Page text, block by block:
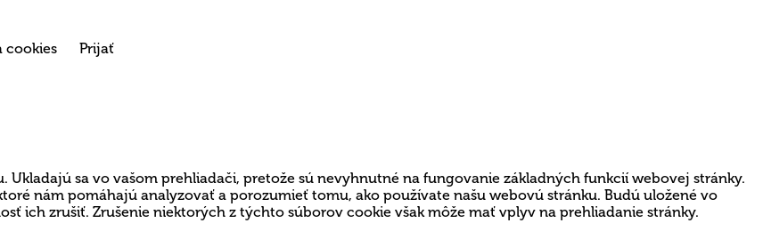
cookies Prijať
Ukladajú sa vo vašom prehliadači, pretože sú nevyhnutné na fungovanie základných funkcií webovej stránky.
nám pomáhajú analyzovať a porozumieť tomu, ako používate našu webovú stránku. Budú uložené vo
ich zrušiť. Zrušenie niektorých z týchto súborov cookie však môže mať vplyv na prehliadanie stránky.